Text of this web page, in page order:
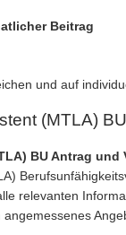
Beitrag
und auf
(MTLA)
BU Antrag und
relevanten